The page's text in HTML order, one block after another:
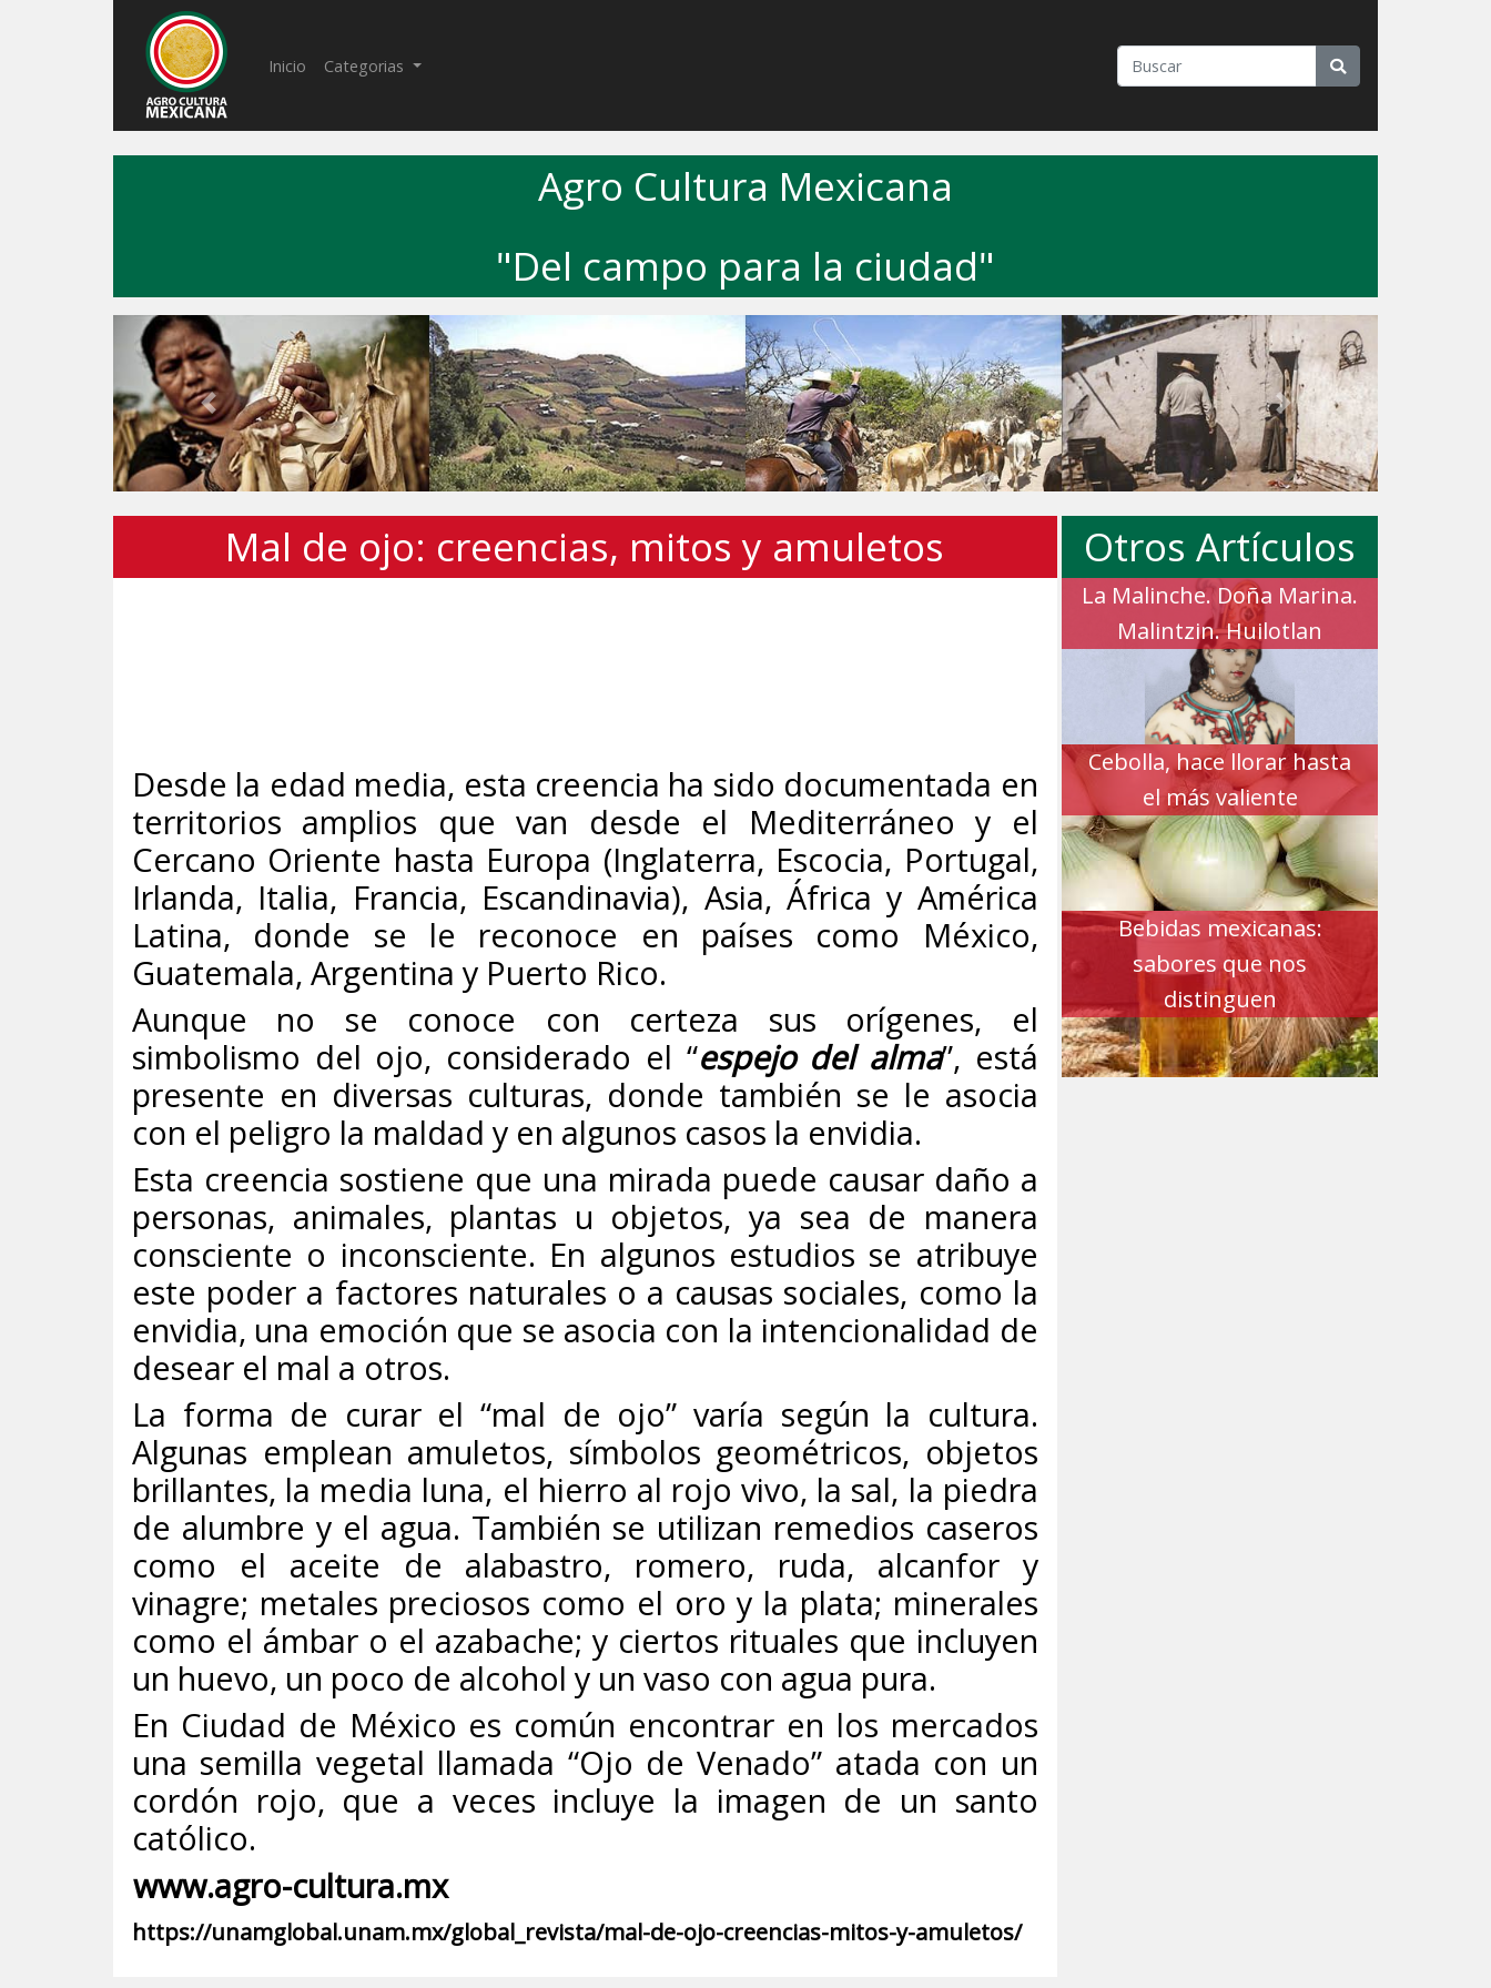
Inicio (current)
Categorias
Agro Cultura Mexicana
"Del campo para la ciudad"
Previous Next
Mal de ojo: creencias, mitos y amuletos
Desde la edad media, esta creencia ha sido documentada en
territorios amplios que van desde el Mediterráneo y el
Cercano Oriente hasta Europa (Inglaterra, Escocia, Portugal,
Irlanda, Italia, Francia, Escandinavia), Asia, África y América
Latina, donde se le reconoce en países como México,
Guatemala, Argentina y Puerto Rico.
Aunque no se conoce con certeza sus orígenes, el
simbolismo del ojo, considerado el “espejo del alma”, está
presente en diversas culturas, donde también se le asocia
con el peligro la maldad y en algunos casos la envidia.
Esta creencia sostiene que una mirada puede causar daño a
personas, animales, plantas u objetos, ya sea de manera
consciente o inconsciente. En algunos estudios se atribuye
este poder a factores naturales o a causas sociales, como la
envidia, una emoción que se asocia con la intencionalidad de
desear el mal a otros.
La forma de curar el “mal de ojo” varía según la cultura.
Algunas emplean amuletos, símbolos geométricos, objetos
brillantes, la media luna, el hierro al rojo vivo, la sal, la piedra
de alumbre y el agua. También se utilizan remedios caseros
como el aceite de alabastro, romero, ruda, alcanfor y
vinagre; metales preciosos como el oro y la plata; minerales
como el ámbar o el azabache; y ciertos rituales que incluyen
un huevo, un poco de alcohol y un vaso con agua pura.
En Ciudad de México es común encontrar en los mercados
una semilla vegetal llamada “Ojo de Venado” atada con un
cordón rojo, que a veces incluye la imagen de un santo
católico.
www.agro-cultura.mx
https://unamglobal.unam.mx/global_revista/mal-de-ojo-creencias-mitos-y-amuletos/
Otros Artículos
La Malinche. Doña Marina.
Malintzin. Huilotlan
Cebolla, hace llorar hasta
el más valiente
Bebidas mexicanas:
sabores que nos
distinguen